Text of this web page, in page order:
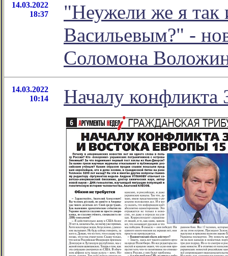
14.03.2022
18:37
"Неужели же я так
Васильевым?" -
Соломона
14.03.2022
10:14
Началу конфликта